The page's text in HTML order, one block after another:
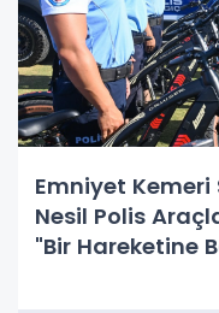
Emniyet Kemeri
Nesil Polis
"Bir Hareketine